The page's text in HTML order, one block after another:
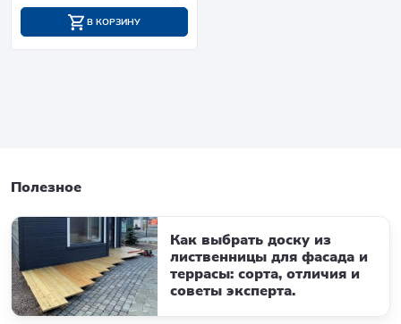
В КОРЗИНУ
Полезное
Как выбрать доску из
лиственницы для фасада и
террасы: сорта, отличия и
советы эксперта.